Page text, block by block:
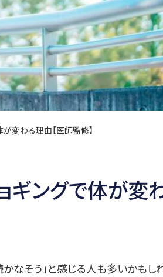
が変わる理由【医師監修】
ギングで体が変
なそう」と感じる人も多いかもし